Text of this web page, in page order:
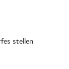
stellen